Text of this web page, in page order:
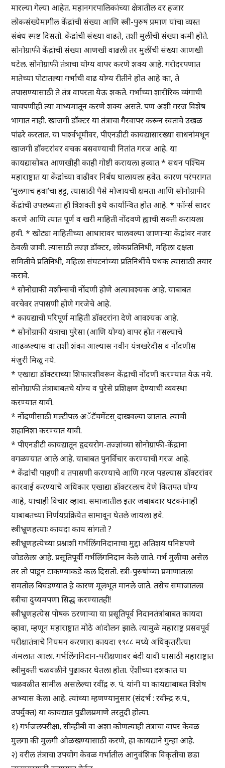
मारल्या गेल्या आहेत. महानगरपालिकांच्या क्षेत्रातील दर हजार
लोकसंख्येमागील केंद्रांची संख्या आणि स्त्री-पुरुष प्रमाण यांचा व्यस्त
संबंध स्पष्ट दिसतो. केंद्रांची संख्या वाढते, तशी मुलींची संख्या कमी होते.
सोनोग्राफी केंद्रांची संख्या आणखी वाढली तर मुलींची संख्या आणखी
घटेल. सोनोग्राफी तंत्राचा योग्य वापर करणे शक्य आहे. गरोदरपणात
मातेच्या पोटातल्या गर्भाची वाढ योग्य रीतीने होत आहे का, ते
तपासण्यासाठी ते तंत्र वापरता येऊ शकते. गर्भाच्या शारीरिक व्यंगाची
चाचपणीही त्या माध्यमातून करणे शक्य असते. पण अशी गरज विशेष
भागात नाही. खाजगी डॉक्टर या तंत्राचा गैरवापर करून स्वतःचे उखळ
पांढरे करतात. या पार्श्वभूमीवर, पीएनडीटी कायद्यासारख्या साधनांमधून
खाजगी डॉक्टरांवर वचक बसवण्याची नितांत गरज आहे. या
कायद्यासोबत आणखीही काही गोष्टी करायला हव्यात * सधन पश्चिम
महाराष्ट्रात या केंद्रांच्या वाढीवर निर्बंध घालायला हवेत. कारण परंपरागत
‘मुलगाच हवा’चा हट्ट, त्यासाठी पैसे मोजायची क्षमता आणि सोनोग्राफी
केंद्रांची उपलब्धता ही त्रिशक्ती इथे कार्यान्वित होत आहे. * फॉर्न्स सादर
करणे आणि त्यात पूर्ण व खरी माहिती नोंदवणे ह्याची सक्ती करायला
हवी. * खोट्या माहितीच्या आधारावर चालवल्या जाणाऱ्या केंद्रांवर नजर
ठेवली जावी. त्यासाठी तज्ज्ञ डॉक्टर, लोकप्रतिनिधी, महिला दक्षता
समितीचे प्रतिनिधी, महिला संघटनांच्या प्रतिनिधींचे पथक त्यासाठी तयार
करावे.
* सोनोग्राफी मशीन्सची नोंदणी होणे अत्यावश्यक आहे. याबाबत
वरचेवर तपासणी होणे गरजेचे आहे.
* कायद्याची परिपूर्ण माहिती डॉक्टरांना देणे आवश्यक आहे.
* सोनोग्राफी यंत्राचा पुरेसा (आणि योग्य) वापर होत नसल्याचे
आढळल्यास वा तशी शंका आल्यास नवीन यंत्रखरेदीस व नोंदणीस
मंजुरी मिळू नये.
* एखाद्या डॉक्टराच्या शिफारशीवरून केंद्राची नोंदणी करण्यात येऊ नये.
सोनोग्राफी तंत्राबाबतचे योग्य व पुरेसे प्रशिक्षण देण्याची व्यवस्था
करण्यात यावी.
* नोंदणीसाठी मल्टीपल अॅटॅचमेंटस् दाखवल्या जातात. त्यांची
शहानिशा करण्यात यावी.
* पीएनडीटी कायद्यातून हृदयरोग-तज्ज्ञांच्या सोनोग्राफी-केंद्रांना
वगळण्यात आले आहे. याबाबत पुनर्विचार करण्याची गरज आहे.
* केंद्रांची पाहणी व तपासणी करण्याचे आणि गरज पडल्यास डॉक्टरांवर
कारवाई करण्याचे अधिकार एखाद्या डॉक्टरलाच देणे कितपत योग्य
आहे, याचाही विचार व्हावा. समाजातील इतर जबाबदार घटकांनाही
याबाबतच्या निर्णयप्रक्रियेत सामावून घेतले जायला हवे.
स्त्रीभ्रूणहत्याः कायदा काय सांगतो ?
स्त्रीभ्रूणहत्येच्या प्रश्नाशी गर्भलिंगनिदानाचा मुद्दा अतिशय घनिष्ठपणे
जोडलेला आहे. प्रसूतिपूर्वी गर्भलिंगनिदान केले जाते. गर्भ मुलीचा असेल
तर तो पाडून टाकण्याकडे कल दिसतो. स्त्री-पुरुषांच्या प्रमाणातला
समतोल बिघडण्यात हे कारण मूलभूत मानले जाते. तसेच समाजातला
स्त्रीचा दुय्यमपणा सिद्ध करण्यातही!
स्त्रीभ्रूणहत्येस पोषक ठरणाऱ्या या प्रसूतिपूर्व निदानतंत्रांबाबत कायदा
व्हावा, म्हणून महाराष्ट्रात मोठे आंदोलन झाले. त्यामुळे महाराष्ट्र प्रसवपूर्व
परीक्षातंत्राचे नियमन करणारा कायदा १९८८ मध्ये अधिकृतरीत्या
अंमलात आला. गर्भलिंगनिदान-परीक्षणावर बंदी यावी यासाठी महाराष्ट्रात
स्त्रीमुक्ती चळवळीने पुढाकार घेतला होता. ऐंशीच्या दशकात या
चळवळीत सामील असलेल्या रवींद्र रु. पं. यांनी या कायद्याबाबत विशेष
अभ्यास केला आहे. त्यांच्या म्हणण्यानुसार (संदर्भ : रवीन्द्र रु.पं.,
उपर्युक्त) या कायद्यात पुढीलप्रमाणे तरतुदी होत्या.
१) गर्भजलपरीक्षा, सीव्हीबी वा अशा कोणत्याही तंत्राचा वापर केवळ
मुलगा की मुलगी ओळखण्यासाठी करणे, हा कायद्याने गुन्हा आहे.
२) वरील तंत्राचा उपयोग केवळ गर्भातील आनुवंशिक विकृतीचा छडा